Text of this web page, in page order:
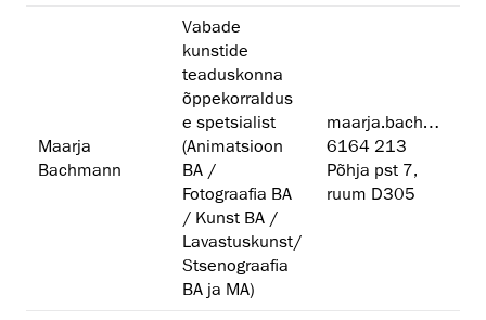
Maarja
Bachmann
Vabade
kunstide
teaduskonna
õppekorraldus
e spetsialist
(Animatsioon
BA /
Fotograafia BA
/ Kunst BA /
Lavastuskunst/
Stsenograafia
BA ja MA)
maarja.bachmann@artun.ee
6164 213
Põhja pst 7,
ruum D305